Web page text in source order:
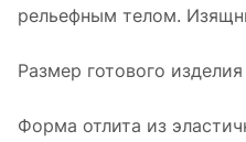
рельефным телом.
Размер готового
Форма отлита из